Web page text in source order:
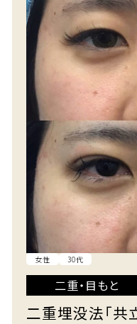
女性 30代
二重・目もと
二重埋没法「共